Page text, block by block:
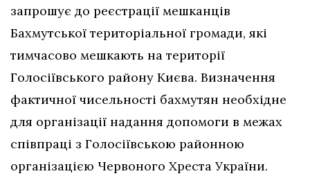
запрошує до реєстрації мешканців
Бахмутської територіальної громади, які
тимчасово мешкають на території
Голосіївського району Києва. Визначення
фактичної чисельності бахмутян необхідне
для організації надання допомоги в межах
співпраці з Голосіївською районною
організацією Червоного Хреста України.